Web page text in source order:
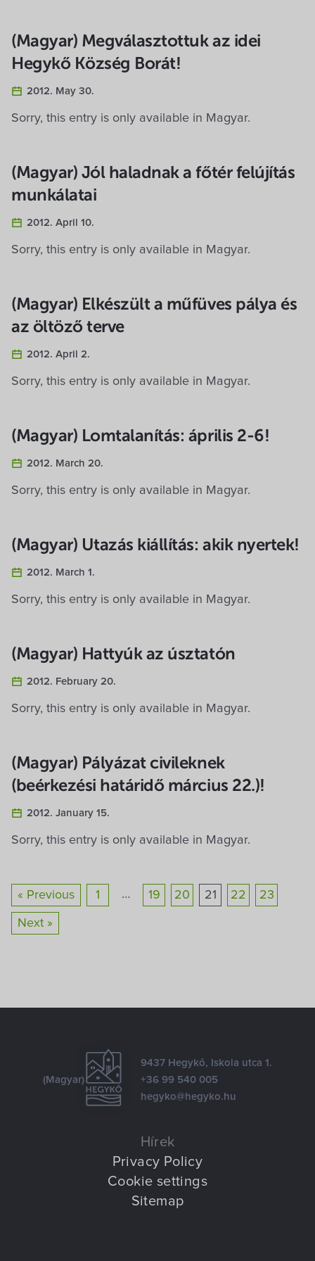
(Magyar) Megválasztottuk az idei
Hegykő Község Borát!
2012. May 30.
Sorry, this entry is only available in Magyar.
(Magyar) Jól haladnak a főtér felújítás
munkálatai
2012. April 10.
Sorry, this entry is only available in Magyar.
(Magyar) Elkészült a műfüves pálya és
az öltöző terve
2012. April 2.
Sorry, this entry is only available in Magyar.
(Magyar) Lomtalanítás: április 2-6!
2012. March 20.
Sorry, this entry is only available in Magyar.
(Magyar) Utazás kiállítás: akik nyertek!
2012. March 1.
Sorry, this entry is only available in Magyar.
(Magyar) Hattyúk az úsztatón
2012. February 20.
Sorry, this entry is only available in Magyar.
(Magyar) Pályázat civileknek
(beérkezési határidő március 22.)!
2012. January 15.
Sorry, this entry is only available in Magyar.
« Previous 1 … 19 20 21 22 23
Next »
(Magyar)
9437 Hegykő, Iskola utca 1.
+36 99 540 005
hegyko@hegyko.hu
Hírek
Privacy Policy
Cookie settings
Sitemap